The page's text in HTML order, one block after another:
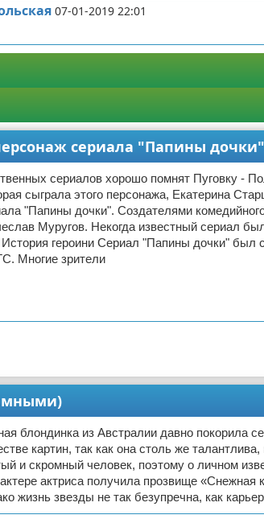
07-01-2019 22:01
сериала "Папины дочки"
сериалов хорошо помнят Пуговку -
сыграла этого персонажа, Екатерина
"Папины дочки". Создателями
Муругов. Некогда известный сериал
героини Сериал "Папины дочки" был
Многие зрители
блондинка из Австралии давно покорила
картин, так как она столь же
и скромный человек, поэтому о личном
актриса получила прозвище «Снежная
жизнь звезды не так безупречна, как